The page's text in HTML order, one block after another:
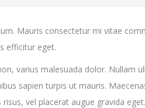
Mauris consectetur mi vitae
efficitur eget.
varius malesuada dolor. Nullam
sapien turpis ut mauris.
vel placerat augue gravida